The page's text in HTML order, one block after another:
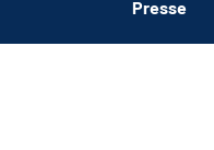
Presse